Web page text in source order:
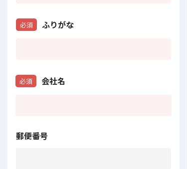
ふりがな
必須
会社名
必須
郵便番号